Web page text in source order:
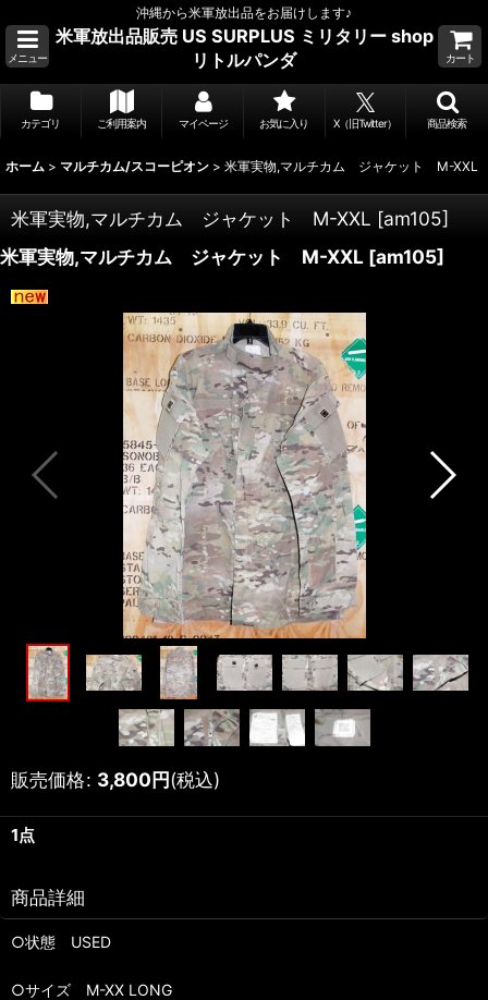
沖縄から米軍放出品をお届けします♪
メニュー
米軍放出品販売 US SURPLUS ミリタリー shop
リトルパンダ
カート
カテゴリ ご利用案内 マイページ お気に入り X（旧Twitter） 商品検索
ホーム > マルチカム/スコーピオン > 米軍実物,マルチカム ジャケット M-XXL
米軍実物,マルチカム ジャケット M-XXL [am105]
米軍実物,マルチカム ジャケット M-XXL [am105]
販売価格: 3,800円(税込)
1点
商品詳細
○状態 USED
○サイズ M-XX LONG